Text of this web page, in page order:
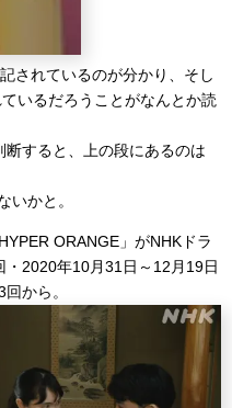
されているのが分かり、そし
いるだろうことがなんとか読
すると、上の段にあるのは
いかと。
ORANGE」がNHKドラ
2020年10月31日～12月19日
から。